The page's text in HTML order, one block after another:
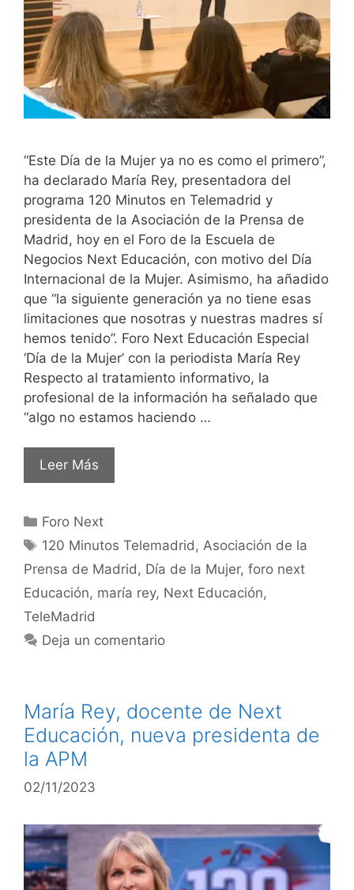
“Este Día de la Mujer ya no es como el primero”,
ha declarado María Rey, presentadora del
programa 120 Minutos en Telemadrid y
presidenta de la Asociación de la Prensa de
Madrid, hoy en el Foro de la Escuela de
Negocios Next Educación, con motivo del Día
Internacional de la Mujer. Asimismo, ha añadido
que “la siguiente generación ya no tiene esas
limitaciones que nosotras y nuestras madres sí
hemos tenido”. Foro Next Educación Especial
‘Día de la Mujer’ con la periodista María Rey
Respecto al tratamiento informativo, la
profesional de la información ha señalado que
“algo no estamos haciendo …
Leer Más
Foro Next
120 Minutos Telemadrid,Asociación de la
Prensa de Madrid, Día de la Mujer, foro next
Educación, maría rey, Next Educación,
TeleMadrid
Deja un comentario
María Rey, docente de Next
Educación, nueva presidenta de
la APM
02/11/2023